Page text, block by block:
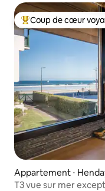
Coups de cœur
Coup de cœur
Appartement ⋅
T3 vue sur mer